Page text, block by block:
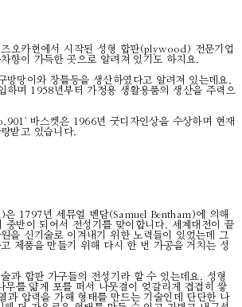
오카현에서 시작된 성형 합판(plywood) 전문기업
향이 가득한 곳으로 알려져 있기도 하지요.
방망이와 창틀등을 생산하였다고 알려져 있는데요.
하며 1958년부터 가정용 생활용품의 생산을 주력으
바스켓은 1966년 굿디자인상을 수상하며 현재
받고 있습니다.
1797년 세뮤얼 벤담(Samuel Bentham)에 의해
중반이 되어서 전성기를 맞이합니다. 세계대전이 끝
을 신기술로 이겨내기 위한 노력들이 있었는데 그
제품을 만들기 위해 다시 한 번 가공을 거치는 성
과 합판 가구들의 전성기라 할 수 있는데요. 성형
를 얇게 포를 떠서 나뭇결이 엊갈리게 겹겹히 쌓
과 압력을 가해 형태를 만드는 기술인데 단단한 나